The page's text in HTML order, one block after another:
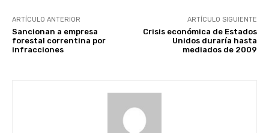
ARTÍCULO ANTERIOR
Sancionan a empresa
forestal correntina por
infracciones
ARTÍCULO SIGUIENTE
Crisis económica de Estados
Unidos duraría hasta
mediados de 2009